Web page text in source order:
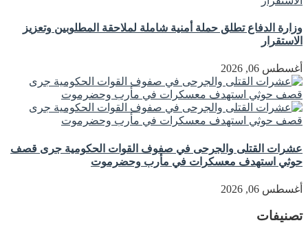
وزارة الدفاع تطلق حملة أمنية شاملة لملاحقة المطلوبين وتعزيز
الاستقرار
أغسطس 06, 2026
عشرات القتلى والجرحى في صفوف القوات الحكومية جرى قصف
حوثي استهدف معسكرات في مأرب وحضرموت
أغسطس 06, 2026
تصنيفات